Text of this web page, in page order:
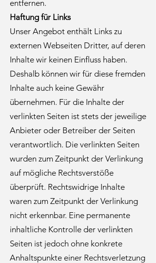
entfernen.
Haftung für Links
Unser Angebot enthält Links zu
externen Webseiten Dritter, auf deren
Inhalte wir keinen Einfluss haben.
Deshalb können wir für diese fremden
Inhalte auch keine Gewähr
übernehmen. Für die Inhalte der
verlinkten Seiten ist stets der jeweilige
Anbieter oder Betreiber der Seiten
verantwortlich. Die verlinkten Seiten
wurden zum Zeitpunkt der Verlinkung
auf mögliche Rechtsverstöße
überprüft. Rechtswidrige Inhalte
waren zum Zeitpunkt der Verlinkung
nicht erkennbar. Eine permanente
inhaltliche Kontrolle der verlinkten
Seiten ist jedoch ohne konkrete
Anhaltspunkte einer Rechtsverletzung